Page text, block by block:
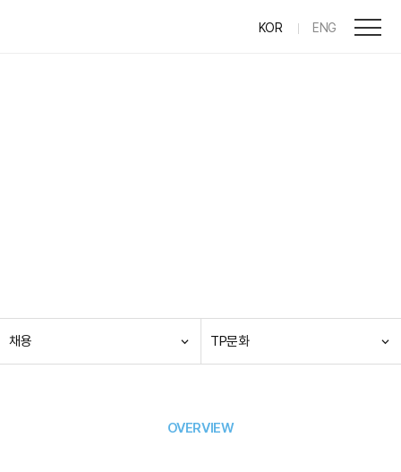
KOR ENG
채용 TP문화
OVERVIEW